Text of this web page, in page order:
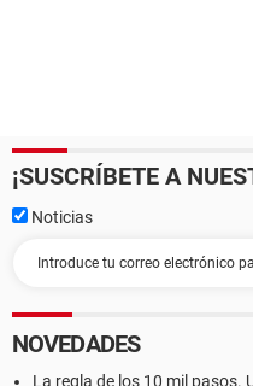
¡SUSCRÍBETE A
Noticias
NOVEDADES
La regla de los 10 mil pasos.